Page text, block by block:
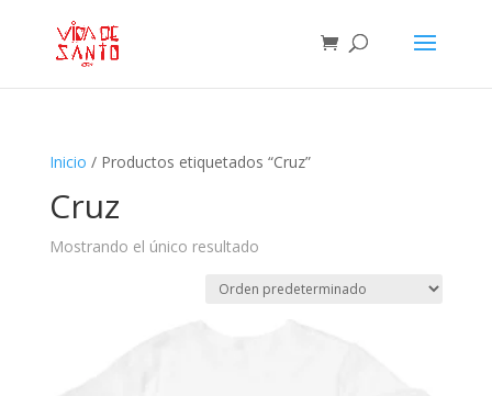
Inicio / Productos etiquetados “Cruz”
Cruz
Mostrando el único resultado